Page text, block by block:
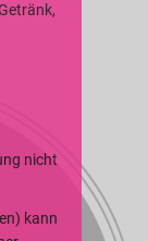
nicht
kann